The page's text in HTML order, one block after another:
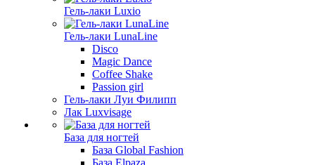
Гель-лаки Luxio
Гель-лаки LunaLine
Disco
Magic Dance
Coffee Shake
Passion girl
Гель-лаки Луи Филипп
Лак Luxvisage
База для ногтей
База Global Fashion
База Elpaza